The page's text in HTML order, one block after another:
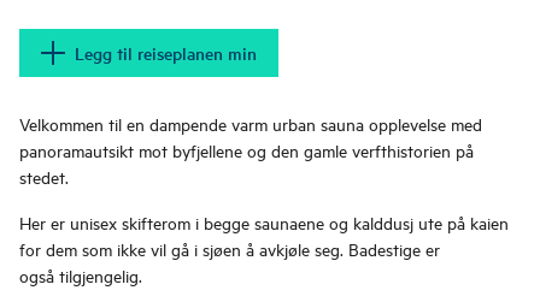
Legg til reiseplanen min
Velkommen til en dampende varm urban sauna opplevelse med
panoramautsikt mot byfjellene og den gamle verfthistorien på
stedet.
Her er unisex skifterom i begge saunaene og kalddusj ute på kaien
for dem som ikke vil gå i sjøen å avkjøle seg. Badestige er
også tilgjengelig.